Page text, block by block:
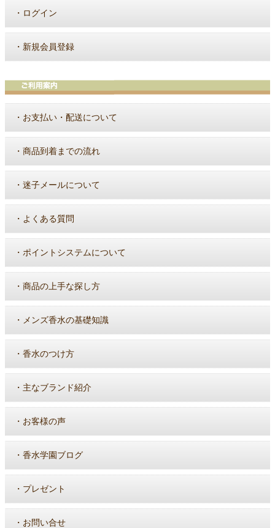
・ ログイン
・ 新規会員登録
・ お支払い・配送について
・ 商品到着までの流れ
・ 迷子メールについて
・ よくある質問
・ ポイントシステムについて
・ 商品の上手な探し方
・ メンズ香水の基礎知識
・ 香水のつけ方
・ 主なブランド紹介
・ お客様の声
・ 香水学園ブログ
・ プレゼント
・ お問い合せ